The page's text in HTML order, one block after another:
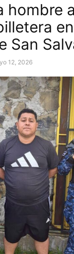
hombre
en
San
12, 2026